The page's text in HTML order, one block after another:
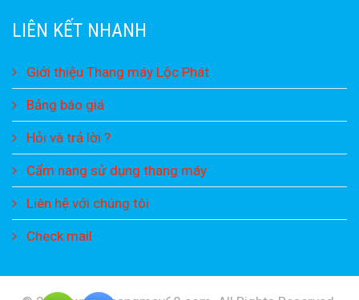
LIÊN KẾT NHANH
Giới thiệu Thang máy Lộc Phát
Bảng báo giá
Hỏi và trả lời ?
Cẩm nang sử dụng thang máy
Liên hệ với chúng tôi
Check mail